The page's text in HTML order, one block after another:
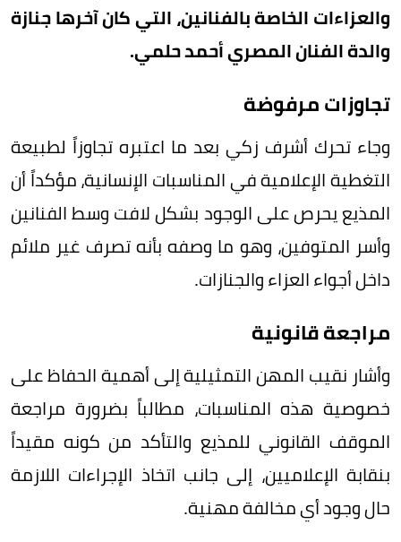
والعزاءات الخاصة بالفنانين، التي كان آخرها جنازة
والدة الفنان المصري أحمد حلمي.
تجاوزات مرفوضة
وجاء تحرك أشرف زكي بعد ما اعتبره تجاوزاً لطبيعة
التغطية الإعلامية في المناسبات الإنسانية، مؤكداً أن
المذيع يحرص على الوجود بشكل لافت وسط الفنانين
وأسر المتوفين، وهو ما وصفه بأنه تصرف غير ملائم
داخل أجواء العزاء والجنازات.
مراجعة قانونية
وأشار نقيب المهن التمثيلية إلى أهمية الحفاظ على
خصوصية هذه المناسبات، مطالباً بضرورة مراجعة
الموقف القانوني للمذيع والتأكد من كونه مقيداً
بنقابة الإعلاميين، إلى جانب اتخاذ الإجراءات اللازمة
حال وجود أي مخالفة مهنية.